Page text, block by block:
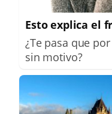
Esto explica el
¿Te pasa que
sin motivo?